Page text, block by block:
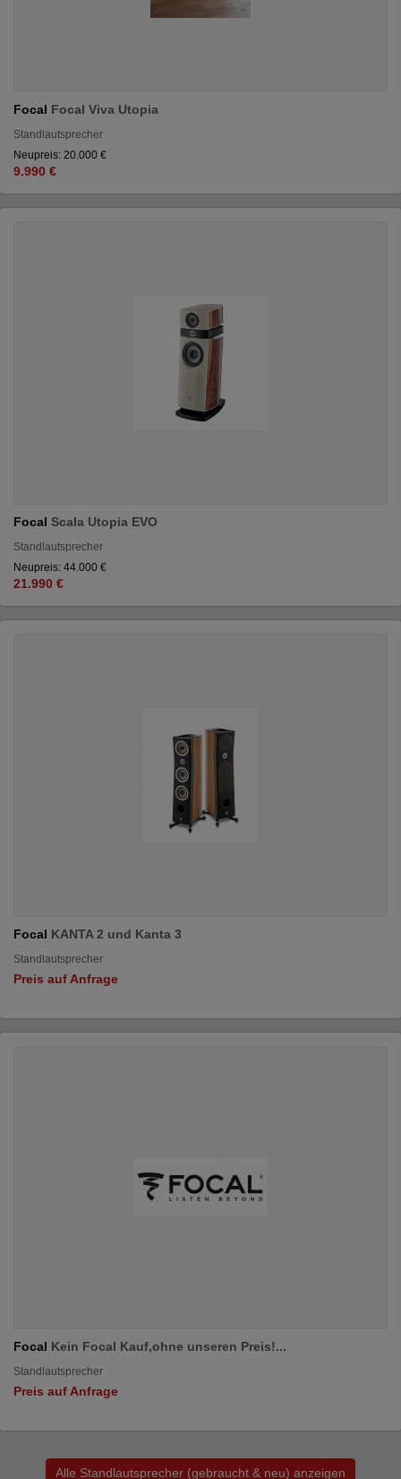
Focal Focal Viva Utopia
Standlautsprecher
Neupreis: 20.000 €
9.990 €
Focal Scala Utopia EVO
Standlautsprecher
Neupreis: 44.000 €
21.990 €
Focal KANTA 2 und Kanta 3
Standlautsprecher
Preis auf Anfrage
Focal Kein Focal Kauf,ohne unseren Preis!...
Standlautsprecher
Preis auf Anfrage
Alle Standlautsprecher (gebraucht & neu) anzeigen